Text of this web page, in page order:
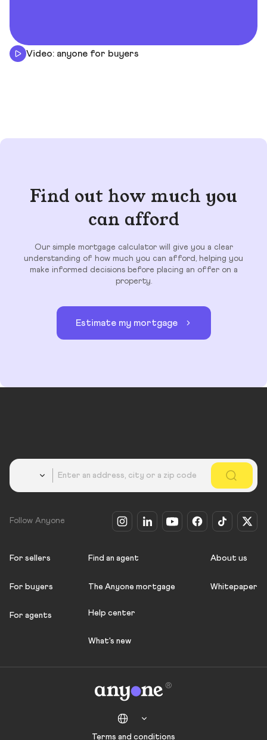
Video: anyone for buyers
Find out how much you
can afford
Our simple mortgage calculator will give you a clear
understanding of how much you can afford, helping you
make informed decisions before placing an offer on a
property.
Estimate my mortgage
Follow Anyone
For sellers
For buyers
For agents
Find an agent
The Anyone mortgage
Help center
What's new
About us
Whitepaper
Terms and conditions